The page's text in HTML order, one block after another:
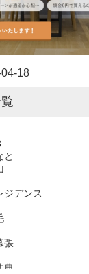
18
と
ジデンス
張
典